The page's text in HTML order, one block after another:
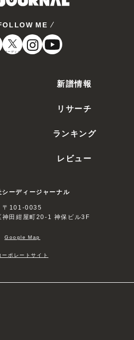
ME
オーディオ
新譜情報
リサーチ
ランキング
レビュー
シーディージャーナル
〒101-0035
神田紺屋町20-1 神保ビル3F
Google Map
ーポレートサイト